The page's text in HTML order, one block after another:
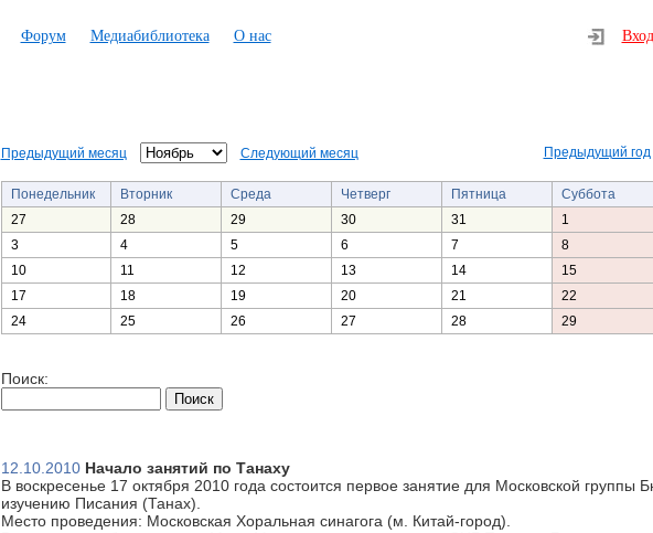
Форум Медиабиблиотека О нас Вход
Предыдущий месяц Следующий месяц Предыдущий год
Понедельник Вторник Среда Четверг Пятница Суббота
27
28 29 30 31 1
3
4 5 6 7 8
10
11 12 13 14 15
17
18 19 20 21 22
24
25 26 27 28 29
Поиск:
12.10.2010 Начало занятий по Танаху
В воскресенье 17 октября 2010 года состоится первое занятие для Московской группы
изучению Писания (Танах).
Место проведения: Московская Хоральная синагога (м. Китай-город).